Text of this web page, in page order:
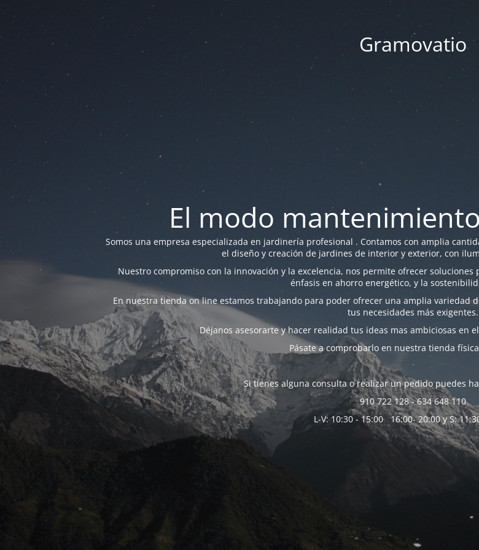
Gramovatio
El modo
Somos una empresa especializada en jardinería profesional . Contamos con amplia
el diseño y creación de jardines de interior y exterior, con
Nuestro compromiso con la innovación y la excelencia, nos permite ofrecer
énfasis en ahorro energético, y la
En nuestra tienda on line estamos trabajando para poder ofrecer una amplia variedad
tus necesidades más exigentes.
Déjanos asesorarte y hacer realidad tus ideas mas ambiciosas en
Pásate a comprobarlo en nuestra tienda física
Si tienes alguna consulta o realizar un pedido puedes
910 722 128 - 634 648 110
L-V: 10:30 - 15:00 16:00- 20:00 y S: